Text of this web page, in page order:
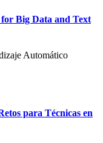
Big Data and Text
Automático
para Técnicas en